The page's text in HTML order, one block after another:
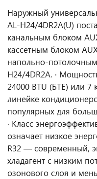
Наружный
AL-H24/4DR2A(U)
канальным блоком
кассетным блоком
напольно-
H24/4DR2A. ·
24000 BTU (БТЕ) или 7
линейке
популярных для
· Класс
означает низкое
R32 — современный,
хладагент с низким
озонового слоя и